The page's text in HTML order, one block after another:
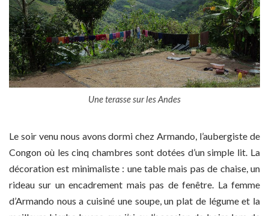
Une terasse sur les Andes
Le soir venu nous avons dormi chez Armando, l’aubergiste de
Congon où les cinq chambres sont dotées d’un simple lit. La
décoration est minimaliste : une table mais pas de chaise, un
rideau sur un encadrement mais pas de fenêtre. La femme
d’Armando nous a cuisiné une soupe, un plat de légume et la